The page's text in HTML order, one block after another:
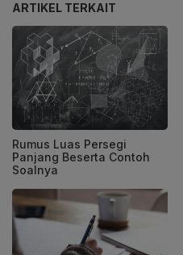
ARTIKEL TERKAIT
Rumus Luas Persegi
Panjang Beserta Contoh
Soalnya